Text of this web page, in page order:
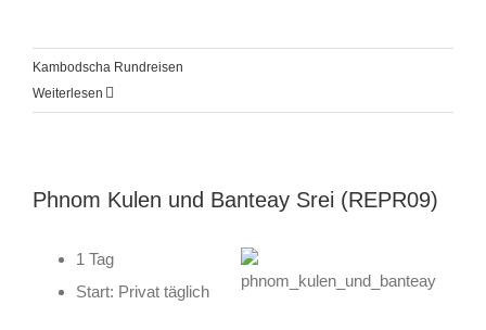
Kambodscha Rundreisen
Weiterlesen
Phnom Kulen und Banteay Srei (REPR09)
1 Tag
Start: Privat täglich